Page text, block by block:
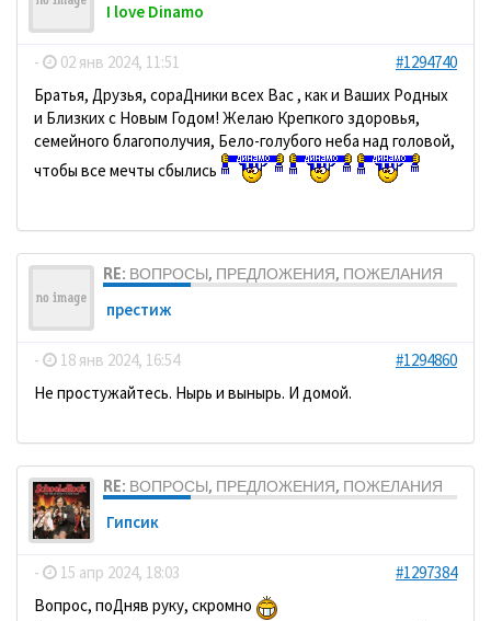
I love Dinamo
- 02 янв 2024, 11:51
#1294740
Братья, Друзья, сораДники всех Вас , как и Ваших Родных
и Близких с Новым Годом! Желаю Крепкого здоровья,
семейного благополучия, Бело-голубого неба над головой,
чтобы все мечты сбылись
RE: ВОПРОСЫ, ПРЕДЛОЖЕНИЯ, ПОЖЕЛАНИЯ
престиж
- 18 янв 2024, 16:54
#1294860
Не простужайтесь. Нырь и вынырь. И домой.
RE: ВОПРОСЫ, ПРЕДЛОЖЕНИЯ, ПОЖЕЛАНИЯ
Гипсик
- 15 апр 2024, 18:03
#1297384
Вопрос, поДняв руку, скромно